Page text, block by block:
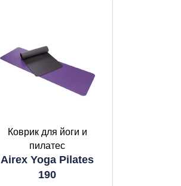
Коврик для йоги и
пилатес
Airex Yoga Pilates
190